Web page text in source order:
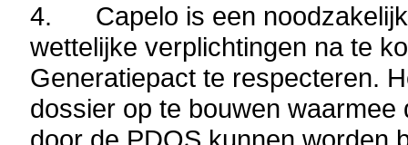
4. Capelo is een noodzakelijk
wettelijke verplichtingen na te
Generatiepact te respecteren.
dossier op te bouwen